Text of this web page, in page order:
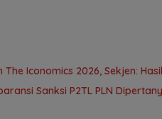
Iconomics 2026, Sekjen:
Sanksi P2TL PLN